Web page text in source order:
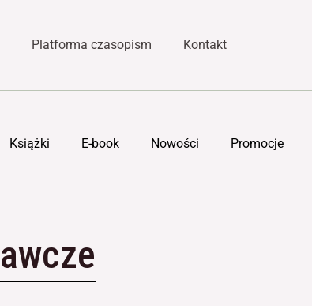
Platforma czasopism Kontakt
Książki E-book Nowości Promocje